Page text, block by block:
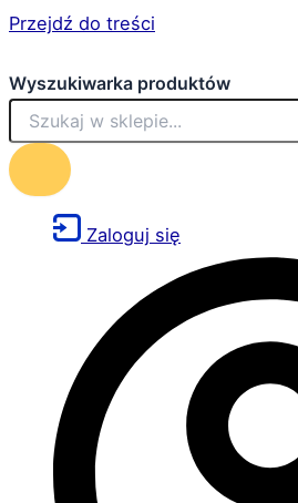
Przejdź do treści
Wyszukiwarka produktów
Zaloguj się